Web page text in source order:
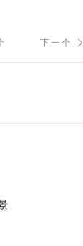
下一个